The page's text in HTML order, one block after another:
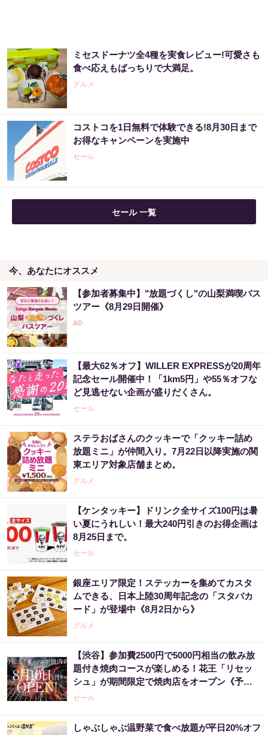
【高額当選】簡単に宝くじを当てた女性が暴
露した占い
PR（合同会社デジタルファーム ）
【高額当選】簡単に宝くじを当てた女性が暴
露した占い
PR（合同会社デジタルファーム ）
ミセスドーナツ全4種を実食レビュー!可愛さも
食べ応えもばっちりで大満足。
グルメ
コストコを1日無料で体験できる!8月30日まで
お得なキャンペーンを実施中
セール
セール 一覧
今、あなたにオススメ
【参加者募集中】"放題づくし"の山梨満喫バス
ツアー《8月29日開催》
【最大62％オフ】WILLER EXPRESSが20周年
記念セール開催中！「1km5円」や55％オフな
ど見逃せない企画が盛りだくさん。
セール
ステラおばさんのクッキーで「クッキー詰め
放題ミニ」が仲間入り。7月22日以降実施の関
東エリア対象店舗まとめ。
グルメ
【ケンタッキー】ドリンク全サイズ100円は暑
い夏にうれしい！最大240円引きのお得企画は
8月25日まで。
セール
銀座エリア限定！ステッカーを集めてカスタ
ムできる、日本上陸30周年記念の「スタバカ
ード」が登場中《8月2日から》
グルメ
【渋谷】参加費2500円で5000円相当の飲み放
題付き焼肉コースが楽しめる！花王「リセッ
シュ」が期間限定で焼肉店をオープン《予約
受付中》
セール
しゃぶしゃぶ温野菜で食べ放題が平日20%オフ